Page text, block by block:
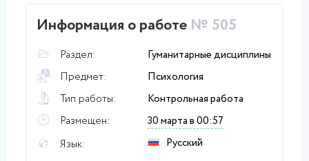
Информация о работе № 505
Раздел:
Гуманитарные дисциплины
Предмет:
Психология
Тип работы:
Контрольная работа
Размещен:
30 марта в 00:57
Язык:
Русский